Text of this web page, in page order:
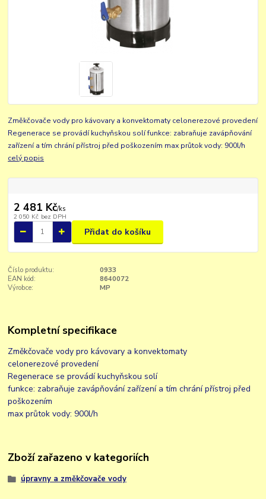
Změkčovače vody pro kávovary a konvektomaty celonerezové provedení
Regenerace se provádí kuchyňskou solí funkce: zabraňuje zavápňování
zařízení a tím chrání přístroj před poškozením max průtok vody: 900l/h
celý popis
2 481 Kč/ks
2 050 Kč bez DPH
Přidat do košíku
Číslo produktu:
0933
EAN kód:
8640072
Výrobce:
MP
Kompletní specifikace
Změkčovače vody pro kávovary a konvektomaty
celonerezové provedení
Regenerace se provádí kuchyňskou solí
funkce: zabraňuje zavápňování zařízení a tím chrání přístroj před
poškozením
max průtok vody: 900l/h
Zboží zařazeno v kategoriích
úpravny a změkčovače vody